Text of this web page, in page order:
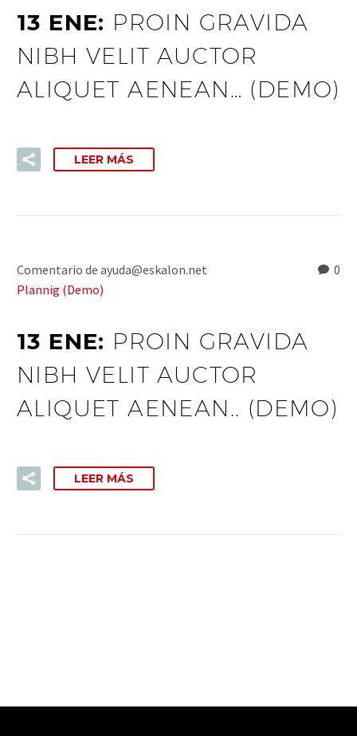
13 ENE: PROIN GRAVIDA
NIBH VELIT AUCTOR
ALIQUET AENEAN… (DEMO)
LEER MÁS
0
Comentario de ayuda@eskalon.net
Plannig (Demo)
13 ENE: PROIN GRAVIDA
NIBH VELIT AUCTOR
ALIQUET AENEAN.. (DEMO)
LEER MÁS